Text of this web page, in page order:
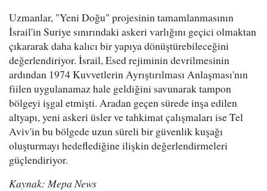
Uzmanlar, "Yeni Doğu" projesinin tamamlanmasının
İsrail'in Suriye sınırındaki askeri varlığını geçici olmaktan
çıkararak daha kalıcı bir yapıya dönüştürebileceğini
değerlendiriyor. İsrail, Esed rejiminin devrilmesinin
ardından 1974 Kuvvetlerin Ayrıştırılması Anlaşması'nın
fiilen uygulanamaz hale geldiğini savunarak tampon
bölgeyi işgal etmişti. Aradan geçen sürede inşa edilen
altyapı, yeni askeri üsler ve tahkimat çalışmaları ise Tel
Aviv'in bu bölgede uzun süreli bir güvenlik kuşağı
oluşturmayı hedeflediğine ilişkin değerlendirmeleri
güçlendiriyor.
Kaynak: Mepa News